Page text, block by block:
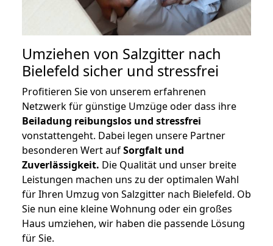
Umziehen von Salzgitter nach
Bielefeld sicher und stressfrei
Profitieren Sie von unserem erfahrenen
Netzwerk für günstige Umzüge oder dass ihre
Beiladung reibungslos und stressfrei
vonstattengeht. Dabei legen unsere Partner
besonderen Wert aufSorgfalt und
Zuverlässigkeit. Die Qualität und unser breite
Leistungen machen uns zu der optimalen Wahl
für Ihren Umzug von Salzgitter nach Bielefeld. Ob
Sie nun eine kleine Wohnung oder ein großes
Haus umziehen, wir haben die passende Lösung
für Sie.